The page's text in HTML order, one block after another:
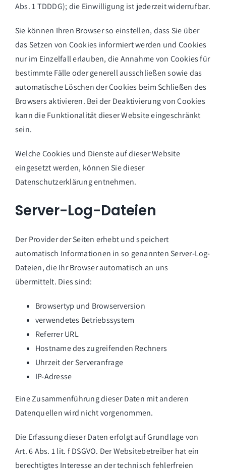
Abs. 1 TDDDG); die Einwilligung ist jederzeit widerrufbar.
Sie können Ihren Browser so einstellen, dass Sie über
das Setzen von Cookies informiert werden und Cookies
nur im Einzelfall erlauben, die Annahme von Cookies für
bestimmte Fälle oder generell ausschließen sowie das
automatische Löschen der Cookies beim Schließen des
Browsers aktivieren. Bei der Deaktivierung von Cookies
kann die Funktionalität dieser Website eingeschränkt
sein.
Welche Cookies und Dienste auf dieser Website
eingesetzt werden, können Sie dieser
Datenschutzerklärung entnehmen.
Server-Log-Dateien
Der Provider der Seiten erhebt und speichert
automatisch Informationen in so genannten Server-Log-
Dateien, die Ihr Browser automatisch an uns
übermittelt. Dies sind:
Browsertyp und Browserversion
verwendetes Betriebssystem
Referrer URL
Hostname des zugreifenden Rechners
Uhrzeit der Serveranfrage
IP-Adresse
Eine Zusammenführung dieser Daten mit anderen
Datenquellen wird nicht vorgenommen.
Die Erfassung dieser Daten erfolgt auf Grundlage von
Art. 6 Abs. 1 lit. f DSGVO. Der Websitebetreiber hat ein
berechtigtes Interesse an der technisch fehlerfreien